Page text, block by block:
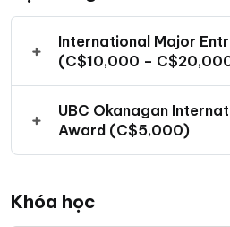
International Major
(C$10,000 –
UBC Okanagan
Award (C$5,000)
Khóa học